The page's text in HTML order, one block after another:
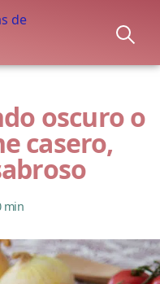
oscuro o
casero,
min